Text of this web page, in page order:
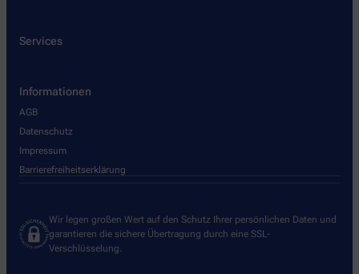
Services
Informationen
AGB
Datenschutz
Impressum
Barrierefreiheitserklärung
Wir legen großen Wert auf den Schutz Ihrer persönlichen Daten und
garantieren die sichere Übertragung durch eine SSL-
Verschlüsselung.